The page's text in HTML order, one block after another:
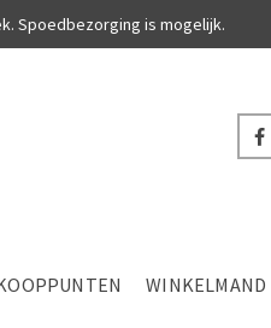
Spoedbezorging is mogelijk.
WINKELMAND